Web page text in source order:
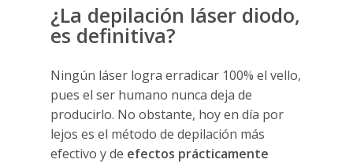
¿La depilación láser diodo,
es definitiva?
Ningún láser logra erradicar 100% el vello,
pues el ser humano nunca deja de
producirlo. No obstante, hoy en día por
lejos es el método de depilación más
efectivo y de efectos prácticamente